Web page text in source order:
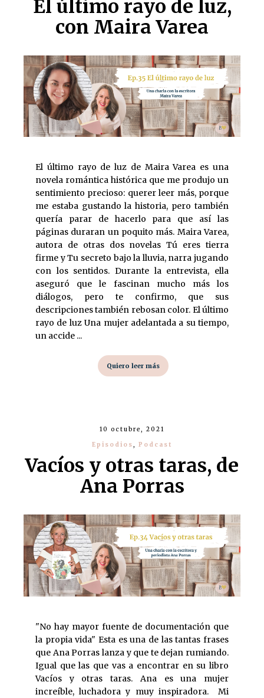
El último rayo de luz,
con Maira Varea
El último rayo de luz de Maira Varea es una
novela romántica histórica que me produjo un
sentimiento precioso: querer leer más, porque
me estaba gustando la historia, pero también
quería parar de hacerlo para que así las
páginas duraran un poquito más. Maira Varea,
autora de otras dos novelas Tú eres tierra
firme y Tu secreto bajo la lluvia, narra jugando
con los sentidos. Durante la entrevista, ella
aseguró que le fascinan mucho más los
diálogos, pero te confirmo, que sus
descripciones también rebosan color. El último
rayo de luz Una mujer adelantada a su tiempo,
un accide ...
Quiero leer más
10 octubre, 2021
Episodios, Podcast
Vacíos y otras taras, de
Ana Porras
"No hay mayor fuente de documentación que
la propia vida" Esta es una de las tantas frases
que Ana Porras lanza y que te dejan rumiando.
Igual que las que vas a encontrar en su libro
Vacíos y otras taras. Ana es una mujer
increíble, luchadora y muy inspiradora. Mi